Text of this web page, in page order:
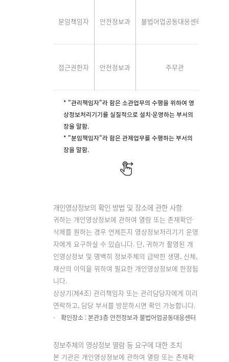
분임책임자 안전정보과 불법어업공동대응센터장
접근권한자 안전정보과 주무관
* "관리책임자"라 함은 소관업무의 수행을 위하여 영
상정보처리기기를 실질적으로 설치·운영하는 부서의
장을 말함.
* "분임책임자"라 함은 관제업무를 수행하는 부서의
장을 말함.
개인영상정보의 확인 방법 및 장소에 관한 사항
귀하는 개인영상정보에 관하여 열람 또는 존재확인·
삭제를 원하는 경우 언제든지 영상정보처리기기 운영
자에게 요구하실 수 있습니다. 단, 귀하가 촬영된 개
인영상정보 및 명백히 정보주체의 급박한 생명, 신체,
재산의 이익을 위하여 필요한 개인영상정보에 한정됩
니다.
상상기(제4조) 관리책임자 또는 관리담당자에게 미리
연락하고, 담당 부서를 방문하시면 확인 가능합니다.
확인장소 : 본관3층 안전정보과 불법어업공동대응센터
정보주체의 영상정보 열람 등 요구에 대한 조치
본 기관은 개인영상정보에 관하여 열람 또는 존재확